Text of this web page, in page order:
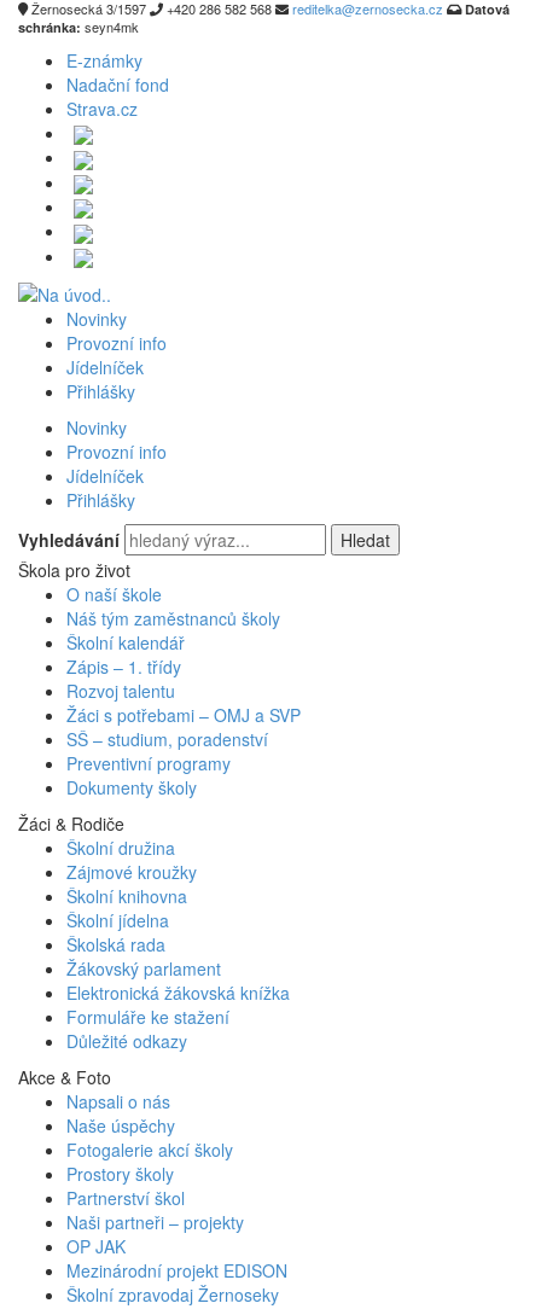
Žernosecká 3/1597 +420 286 582 568 reditelka@zernosecka.cz
Datová
schránka: seyn4mk
E-známky
Nadační fond
Strava.cz
Novinky
Provozní info
Jídelníček
Přihlášky
Novinky
Provozní info
Jídelníček
Přihlášky
Vyhledávání
Škola pro život
O naší škole
Náš tým zaměstnanců školy
Školní kalendář
Zápis – 1. třídy
Rozvoj talentu
Žáci s potřebami – OMJ a SVP
SŠ – studium, poradenství
Preventivní programy
Dokumenty školy
Žáci & Rodiče
Školní družina
Zájmové kroužky
Školní knihovna
Školní jídelna
Školská rada
Žákovský parlament
Elektronická žákovská knížka
Formuláře ke stažení
Důležité odkazy
Akce & Foto
Napsali o nás
Naše úspěchy
Fotogalerie akcí školy
Prostory školy
Partnerství škol
Naši partneři – projekty
OP JAK
Mezinárodní projekt EDISON
Školní zpravodaj Žernoseky